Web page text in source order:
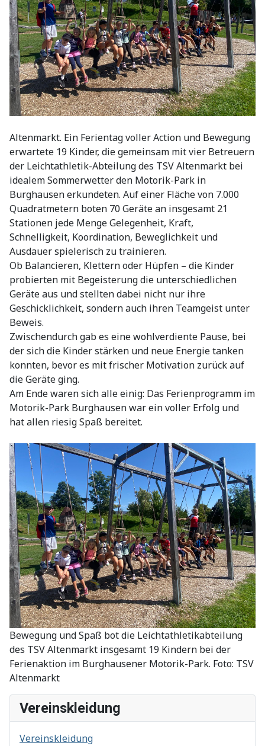
Altenmarkt. Ein Ferientag voller Action und Bewegung
erwartete 19 Kinder, die gemeinsam mit vier Betreuern
der Leichtathletik-Abteilung des TSV Altenmarkt bei
idealem Sommerwetter den Motorik-Park in
Burghausen erkundeten. Auf einer Fläche von 7.000
Quadratmetern boten 70 Geräte an insgesamt 21
Stationen jede Menge Gelegenheit, Kraft,
Schnelligkeit, Koordination, Beweglichkeit und
Ausdauer spielerisch zu trainieren.
Ob Balancieren, Klettern oder Hüpfen – die Kinder
probierten mit Begeisterung die unterschiedlichen
Geräte aus und stellten dabei nicht nur ihre
Geschicklichkeit, sondern auch ihren Teamgeist unter
Beweis.
Zwischendurch gab es eine wohlverdiente Pause, bei
der sich die Kinder stärken und neue Energie tanken
konnten, bevor es mit frischer Motivation zurück auf
die Geräte ging.
Am Ende waren sich alle einig: Das Ferienprogramm im
Motorik-Park Burghausen war ein voller Erfolg und
hat allen riesig Spaß bereitet.
Bewegung und Spaß bot die Leichtathletikabteilung
des TSV Altenmarkt insgesamt 19 Kindern bei der
Ferienaktion im Burghausener Motorik-Park. Foto: TSV
Altenmarkt
Vereinskleidung
Vereinskleidung